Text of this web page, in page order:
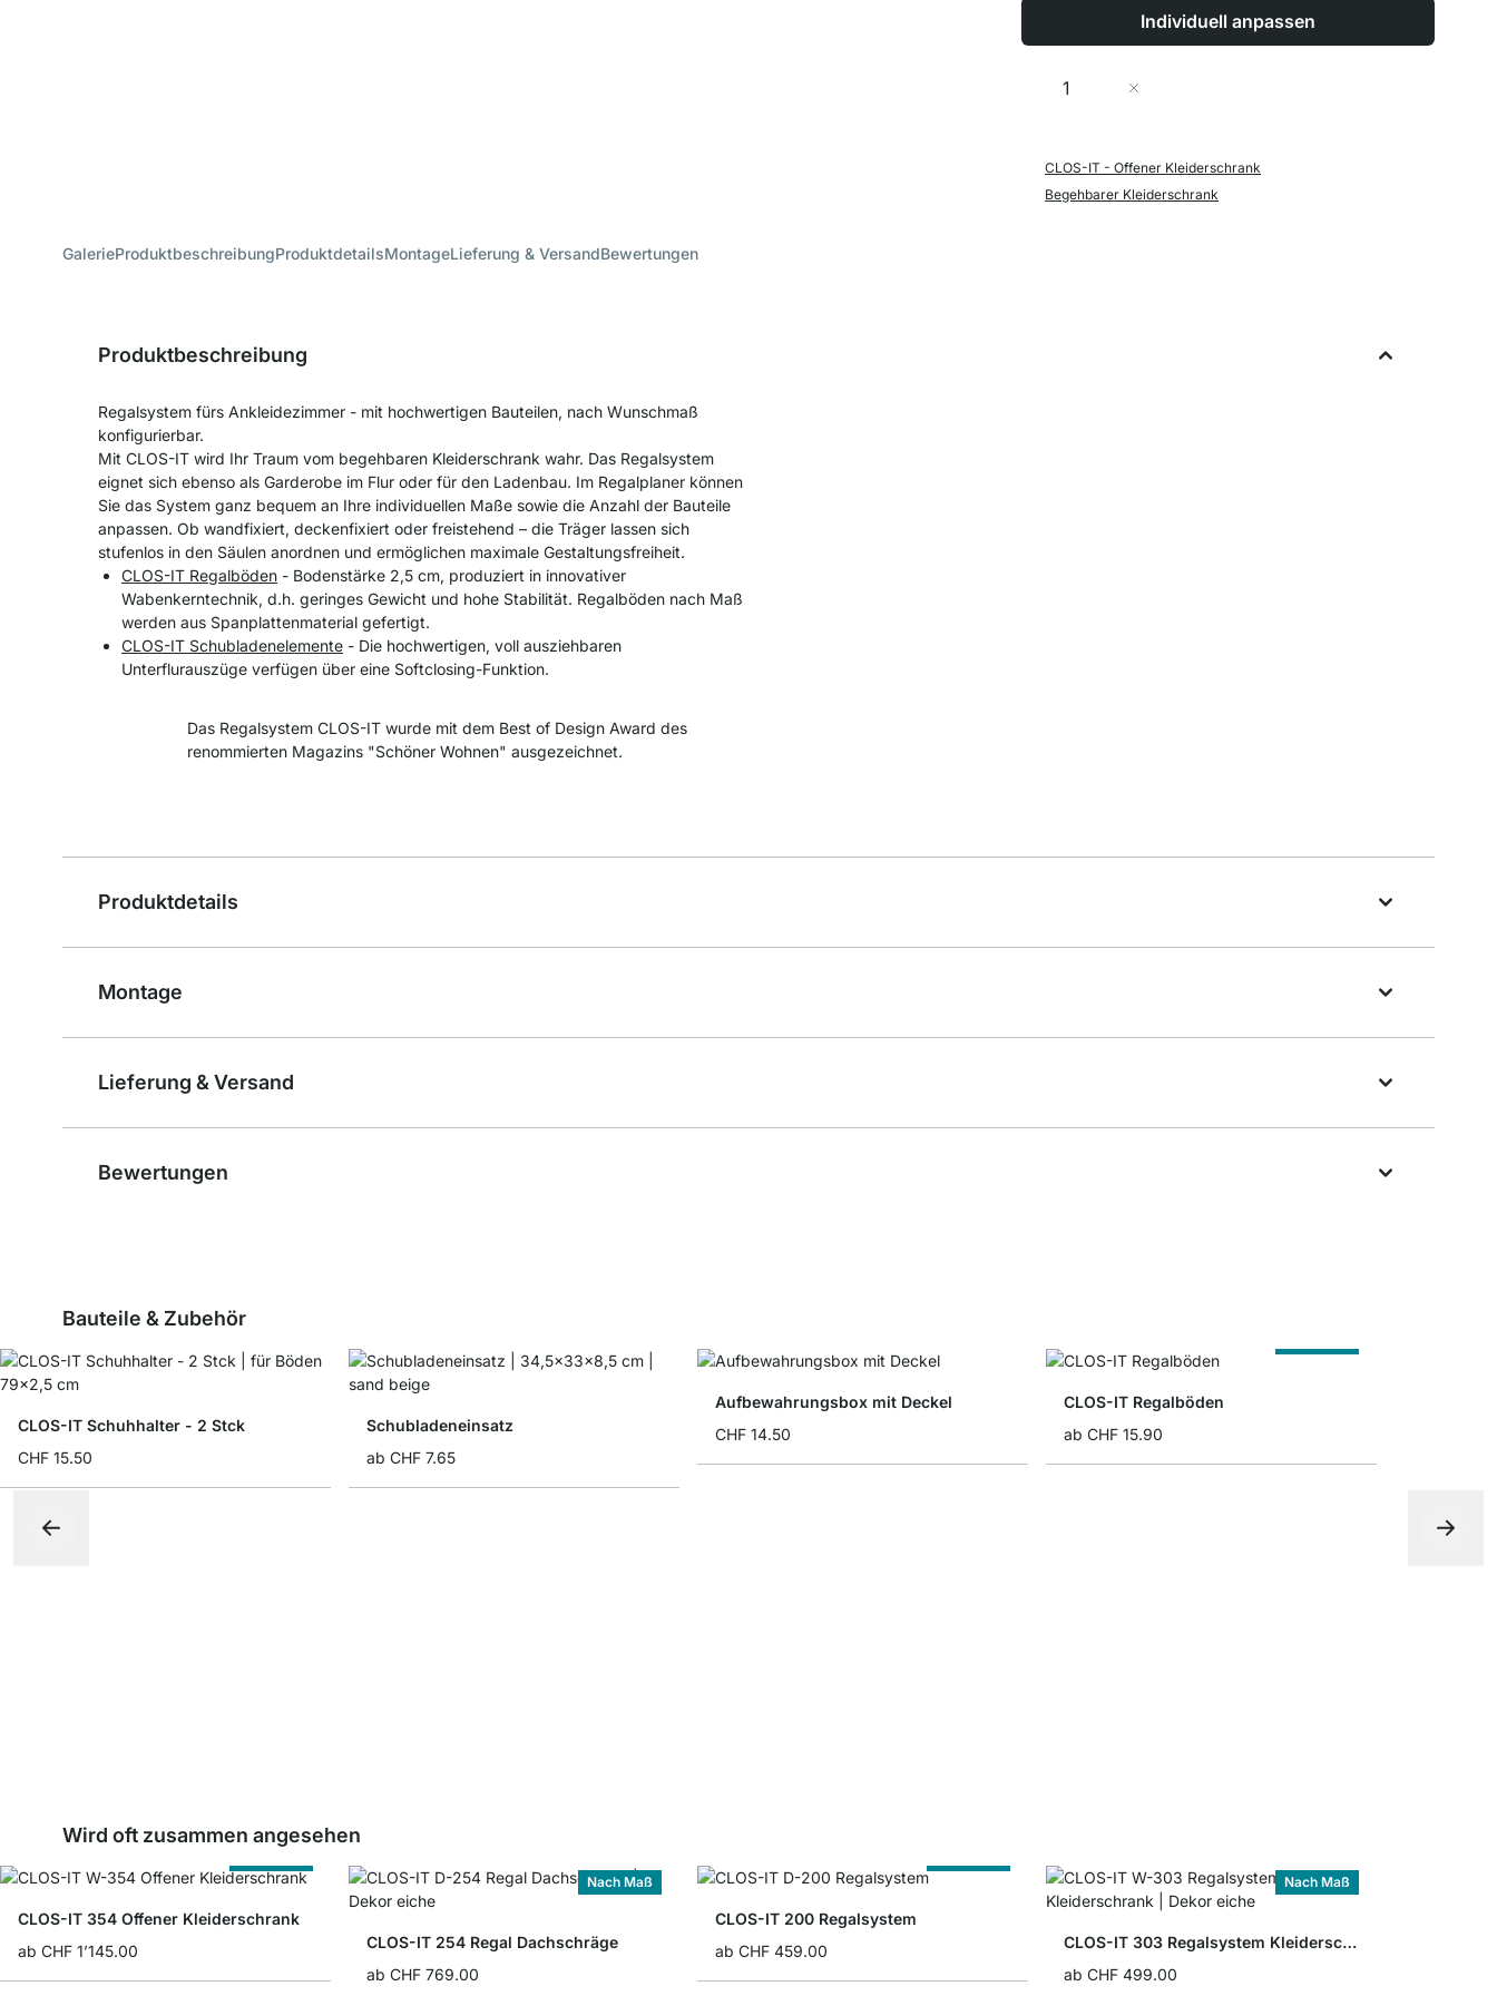
Individuell anpassen
Menge
CLOS-IT - Offener Kleiderschrank
Begehbarer Kleiderschrank
GalerieProduktbeschreibungProduktdetailsMontageLieferung & VersandBewertungen
Produktbeschreibung
Regalsystem fürs Ankleidezimmer - mit hochwertigen Bauteilen, nach Wunschmaß
konfigurierbar.
Mit CLOS-IT wird Ihr Traum vom begehbaren Kleiderschrank wahr. Das Regalsystem
eignet sich ebenso als Garderobe im Flur oder für den Ladenbau. Im Regalplaner können
Sie das System ganz bequem an Ihre individuellen Maße sowie die Anzahl der Bauteile
anpassen. Ob wandfixiert, deckenfixiert oder freistehend – die Träger lassen sich
stufenlos in den Säulen anordnen und ermöglichen maximale Gestaltungsfreiheit.
CLOS-IT Regalböden - Bodenstärke 2,5 cm, produziert in innovativer
Wabenkerntechnik, d.h. geringes Gewicht und hohe Stabilität. Regalböden nach Maß
werden aus Spanplattenmaterial gefertigt.
CLOS-IT Schubladenelemente - Die hochwertigen, voll ausziehbaren
Unterflurauszüge verfügen über eine Softclosing-Funktion.
Das Regalsystem CLOS-IT wurde mit dem Best of Design Award des
renommierten Magazins "Schöner Wohnen" ausgezeichnet.
Produktdetails
Montage
Lieferung & Versand
Bewertungen
Bauteile & Zubehör
CLOS-IT Schuhhalter - 2 Stck
CHF 15.50
Schubladeneinsatz
ab CHF 7.65
Aufbewahrungsbox mit Deckel
CHF 14.50
CLOS-IT Regalböden
ab CHF 15.90
Wird oft zusammen angesehen
CLOS-IT 354 Offener Kleiderschrank
ab CHF 1’145.00
Nach Maß
CLOS-IT 254 Regal Dachschräge
ab CHF 769.00
CLOS-IT 200 Regalsystem
ab CHF 459.00
Nach Maß
CLOS-IT 303 Regalsystem Kleiderschrank
ab CHF 499.00